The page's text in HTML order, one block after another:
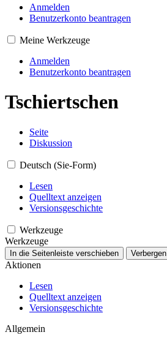
Anmelden
Benutzerkonto beantragen
Meine Werkzeuge
Anmelden
Benutzerkonto beantragen
Tschiertschen
Seite
Diskussion
Deutsch (Sie-Form)
Lesen
Quelltext anzeigen
Versionsgeschichte
Werkzeuge
Werkzeuge
In die Seitenleiste verschieben Verbergen
Aktionen
Lesen
Quelltext anzeigen
Versionsgeschichte
Allgemein